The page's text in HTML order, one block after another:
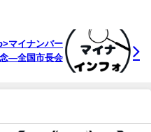
マイナンバー
―全国市長会